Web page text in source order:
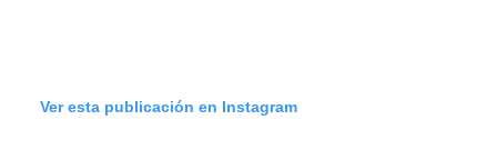
Ver esta publicación en Instagram